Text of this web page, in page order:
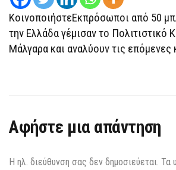
ΚοινοποιήστεΕκπρόσωποι από 50
την Ελλάδα γέμισαν το Πολιτιστικό
Μάλγαρα και αναλύουν τις επόμενες
Αφήστε μια απάντηση
Η ηλ. διεύθυνση σας δεν δημοσιεύεται. Τα